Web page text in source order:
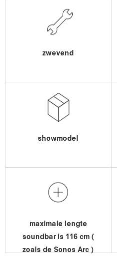
zwevend
showmodel
maximale lengte
soundbar is 116 cm (
zoals de Sonos Arc )